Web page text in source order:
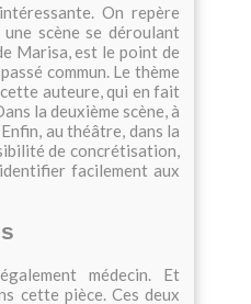
On repère
scène se déroulant
Marisa, est le point de
commun. Le thème
auteure, qui en fait
la deuxième scène, à
au théâtre, dans la
de concrétisation,
facilement aux
médecin. Et
cette pièce. Ces deux